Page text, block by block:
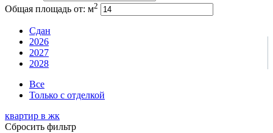
Общая площадь от: м2
Сдан
2026
2027
2028
Все
Только с отделкой
квартир в жк
Сбросить фильтр